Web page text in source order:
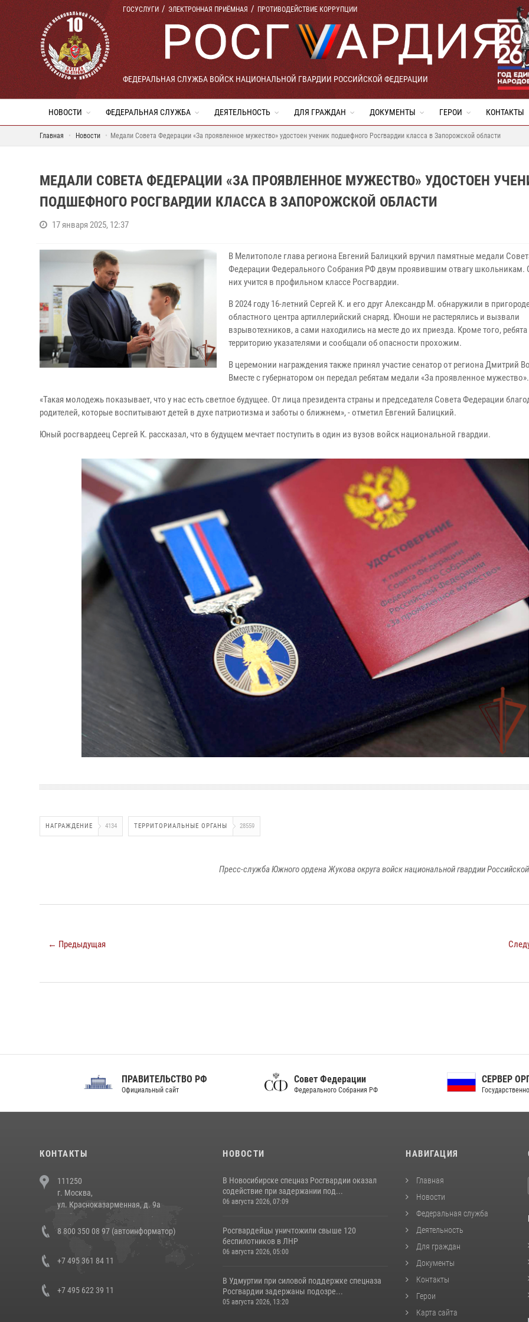
ГОСУСЛУГИ ЭЛЕКТРОННАЯ ПРИЁМНАЯ ПРОТИВОДЕЙСТВИЕ КОРРУПЦИИ
ФЕДЕРАЛЬНАЯ СЛУЖБА ВОЙСК НАЦИОНАЛЬНОЙ ГВАРДИИ РОССИЙСКОЙ ФЕДЕРАЦИИ
НОВОСТИ ФЕДЕРАЛЬНАЯ СЛУЖБА ДЕЯТЕЛЬНОСТЬ ДЛЯ ГРАЖДАН ДОКУМЕНТЫ ГЕРОИ КОНТАКТЫ
Главная Новости Медали Совета Федерации «За проявленное мужество» удостоен ученик подшефного Росгвардии класса в Запорожской области
МЕДАЛИ СОВЕТА ФЕДЕРАЦИИ «ЗА ПРОЯВЛЕННОЕ МУЖЕСТВО» УДОСТОЕН
ПОДШЕФНОГО РОСГВАРДИИ КЛАССА В ЗАПОРОЖСКОЙ ОБЛАСТИ
17 января 2025, 12:37
В Мелитополе глава региона Евгений Балицкий вручил памятные медали
Федерации Федерального Собрания РФ двум проявившим отвагу школьникам.
них учится в профильном классе Росгвардии.
В 2024 году 16-летний Сергей К. и его друг Александр М. обнаружили в
областного центра артиллерийский снаряд. Юноши не растерялись и вызвали
взрывотехников, а сами находились на месте до их приезда. Кроме того,
территорию указателями и сообщали об опасности прохожим.
В церемонии награждения также принял участие сенатор от региона Дмитрий
Вместе с губернатором он передал ребятам медали «За проявленное мужество».
«Такая молодежь показывает, что у нас есть светлое будущее. От лица президента страны и председателя Совета Федерации
родителей, которые воспитывают детей в духе патриотизма и заботы о ближнем», - отметил Евгений Балицкий.
Юный росгвардеец Сергей К. рассказал, что в будущем мечтает поступить в один из вузов войск национальной гвардии.
НАГРАЖДЕНИЕ 4134 ТЕРРИТОРИАЛЬНЫЕ ОРГАНЫ 28559
Пресс-служба Южного ордена Жукова округа войск национальной гвардии
← Предыдущая
ПРАВИТЕЛЬСТВО РФ
Официальный сайт
Совет Федерации
Федерального Собрания РФ
СЕРВЕР ОРГАНОВ
Государственной власти РФ
КОНТАКТЫ
111250
г. Москва,
ул. Красноказарменная, д. 9а
8 800 350 08 97 (автоинформатор)
+7 495 361 84 11
+7 495 622 39 11
НОВОСТИ
В Новосибирске спецназ Росгвардии оказал
содействие при задержании под...
06 августа 2026, 07:09
Росгвардейцы уничтожили свыше 120
беспилотников в ЛНР
06 августа 2026, 05:00
В Удмуртии при силовой поддержке спецназа
Росгвардии задержаны подозре...
05 августа 2026, 13:20
НАВИГАЦИЯ
Главная
Новости
Федеральная служба
Деятельность
Для граждан
Документы
Контакты
Герои
Карта сайта